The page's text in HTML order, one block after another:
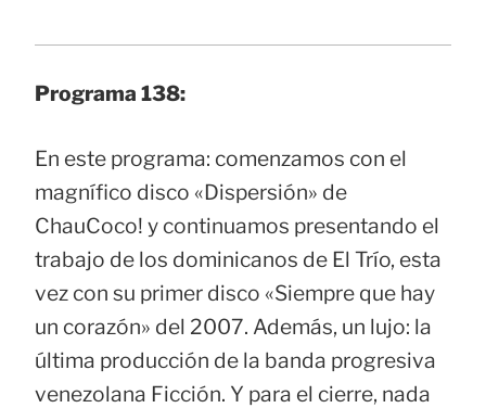
Programa 138:
En este programa: comenzamos con el
magnífico disco «Dispersión» de
ChauCoco! y continuamos presentando el
trabajo de los dominicanos de El Trío, esta
vez con su primer disco «Siempre que hay
un corazón» del 2007. Además, un lujo: la
última producción de la banda progresiva
venezolana Ficción. Y para el cierre, nada